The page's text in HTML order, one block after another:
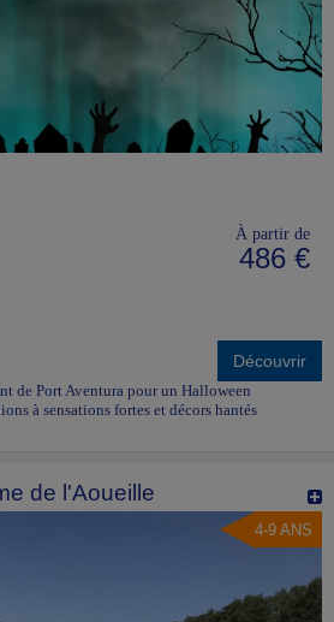
À partir de
486 €
Découvrir
de Port Aventura pour un Halloween
à sensations fortes et décors hantés
de l'Aoueille
4-9 ANS